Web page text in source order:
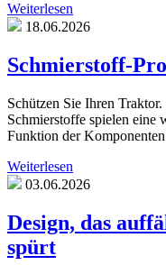
Weiterlesen
18.06.2026
Schmierstoff-
Schützen Sie Ihren
Schmierstoffe spielen eine
Funktion der
Weiterlesen
03.06.2026
Design, das
spürt